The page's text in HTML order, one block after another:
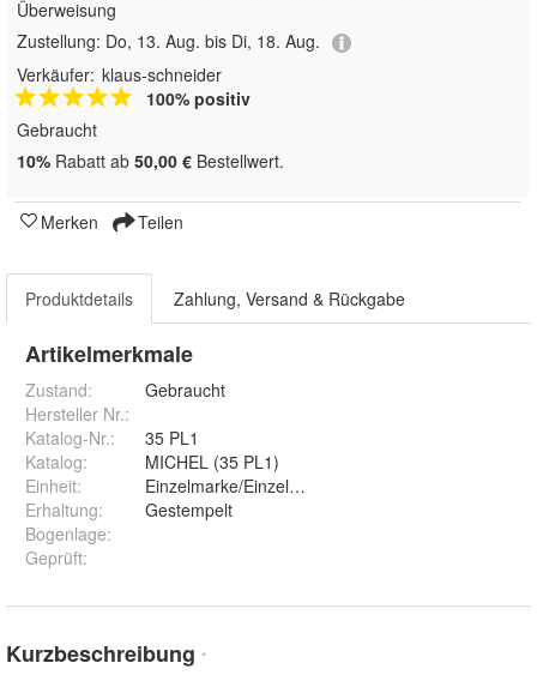
Überweisung
Zustellung: Do, 13. Aug. bis Di, 18. Aug.
Verkäufer: klaus-schneider
100% positiv
Gebraucht
10% Rabatt ab 50,00 € Bestellwert.
Merken Teilen
Produktdetails Zahlung, Versand & Rückgabe
Artikelmerkmale
Zustand:
Gebraucht
Hersteller Nr.:
Katalog-Nr.:
35 PL1
Katalog:
MICHEL (35 PL1)
Einheit:
Einzelmarke/Einzelstück
Erhaltung:
Gestempelt
Bogenlage:
Geprüft:
Kurzbeschreibung *